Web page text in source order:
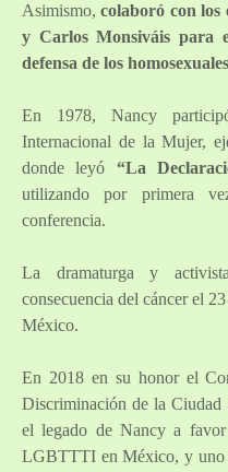
Asimismo,colaboró con los
y Carlos Monsiváis para
defensa de los homosexuales
En 1978, Nancy
Internacional de la Mujer,
donde leyó “La
utilizando por primera
conferencia.
La dramaturga y
consecuencia del cáncer el
México.
En 2018 en su honor el
Discriminación de la
el legado de Nancy a
LGBTTTI en México, y uno